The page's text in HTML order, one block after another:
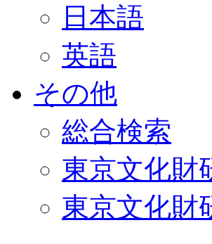
日本語
英語
その他
総合検索
東京文化財
東京文化財